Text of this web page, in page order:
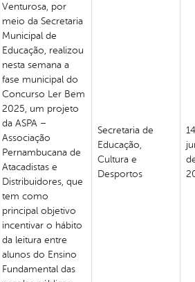
Venturosa, por
meio da Secretaria
Municipal de
Educação, realizou
nesta semana a
fase municipal do
Concurso Ler Bem
2025, um projeto
da ASPA –
Associação
Pernambucana de
Atacadistas e
Distribuidores, que
tem como
principal objetivo
incentivar o hábito
da leitura entre
alunos do Ensino
Fundamental das
Secretaria de
Educação,
Cultura e
Desportos